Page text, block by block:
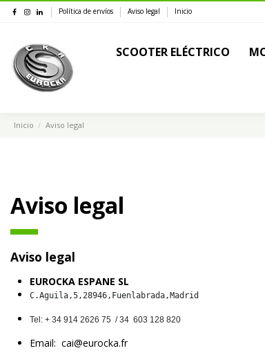
Política de envíos Aviso legal Inicio
SCOOTER ELÉCTRICO
Inicio Aviso legal
Aviso legal
Aviso legal
EUROCKA ESPANE SL
C.Aguila,5,28946,Fuenlabrada,Madrid
Tel: + 34 914 2626 75  / 34  603 128 820
Email: cai@eurocka.fr